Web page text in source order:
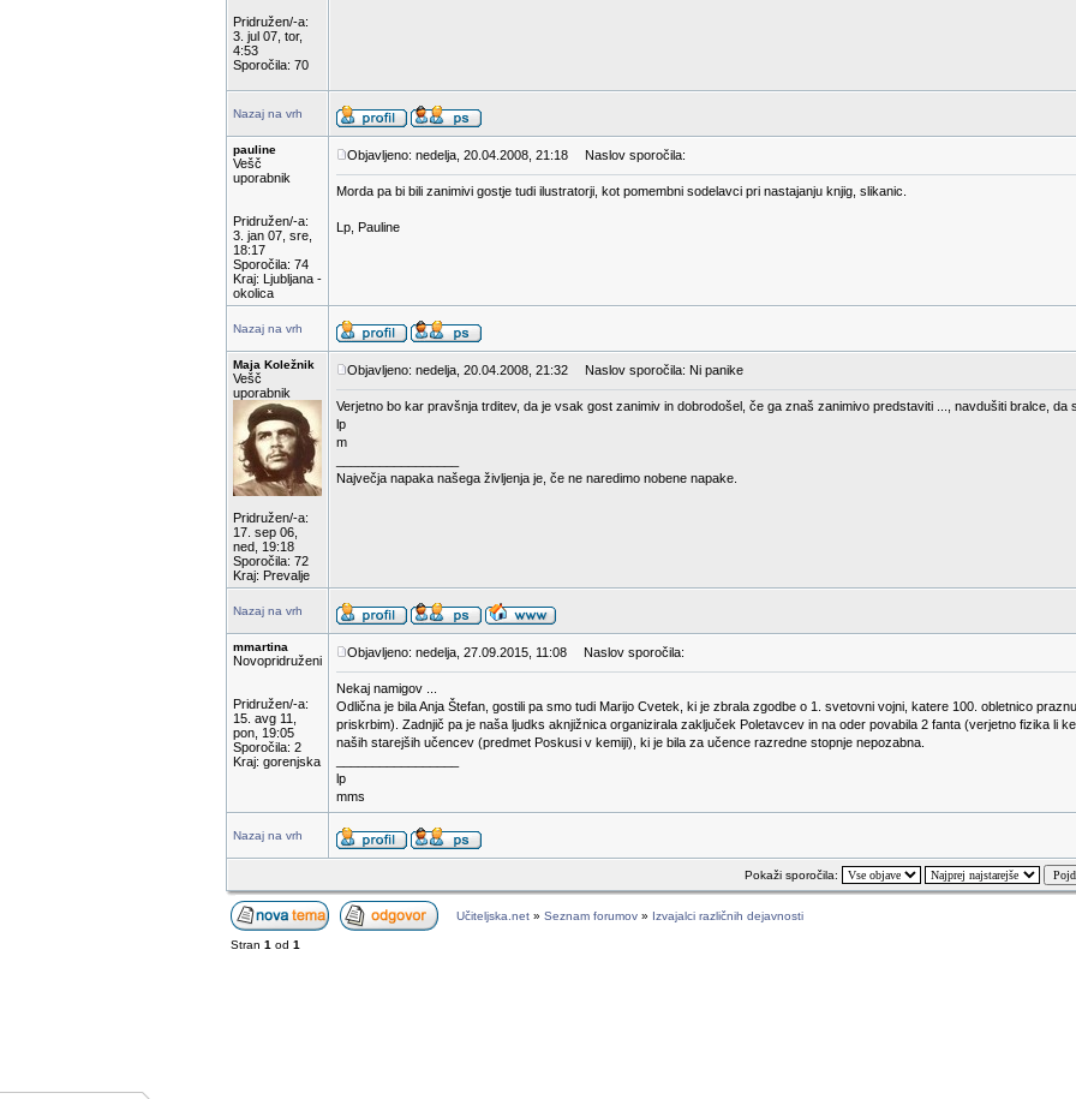
Pridružen/-a:
3. jul 07, tor,
4:53
Sporočila: 70
Nazaj na vrh
pauline
Vešč
uporabnik
Pridružen/-a:
3. jan 07, sre,
18:17
Sporočila: 74
Kraj: Ljubljana -
okolica
Objavljeno: nedelja, 20.04.2008, 21:18 Naslov sporočila:
Morda pa bi bili zanimivi gostje tudi ilustratorji, kot pomembni sodelavci pri nastajanju knjig, slikanic.
Lp, Pauline
Nazaj na vrh
Maja Koležnik
Vešč
uporabnik
Pridružen/-a:
17. sep 06,
ned, 19:18
Sporočila: 72
Kraj: Prevalje
Objavljeno: nedelja, 20.04.2008, 21:32 Naslov sporočila: Ni panike
Verjetno bo kar pravšnja trditev, da je vsak gost zanimiv in dobrodošel, če ga znaš zanimivo predstaviti ..., navdušiti bralce, da
lp
m
Največja napaka našega življenja je, če ne naredimo nobene napake.
Nazaj na vrh
mmartina
Novopridruženi
Pridružen/-a:
15. avg 11,
pon, 19:05
Sporočila: 2
Kraj: gorenjska
Objavljeno: nedelja, 27.09.2015, 11:08 Naslov sporočila:
Nekaj namigov ...
Odlična je bila Anja Štefan, gostili pa smo tudi Marijo Cvetek, ki je zbrala zgodbe o 1. svetovni vojni, katere 100. obletnico
priskrbim). Zadnjič pa je naša ljudks aknjižnica organizirala zaključek Poletavcev in na oder povabila 2 fanta (verjetno fizika li
naših starejših učencev (predmet Poskusi v kemiji), ki je bila za učence razredne stopnje nepozabna.
lp
mms
Nazaj na vrh
Pokaži sporočila:
Učiteljska.net » Seznam forumov » Izvajalci različnih dejavnosti
Stran 1 od 1